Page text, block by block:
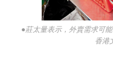
●莊太量表示，外賣需求可
香港